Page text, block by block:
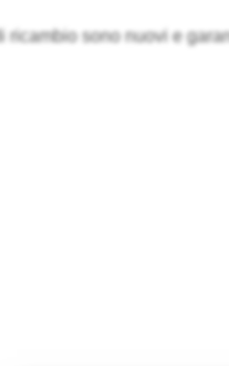
ricambio sono nuovi e